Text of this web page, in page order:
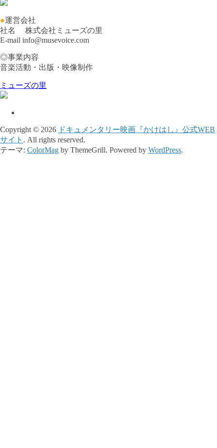
●運営会社
社名 株式会社ミューズの里
E-mail info@musevoice.com
◎事業内容
音楽活動・出版・映像制作
ミューズの里
Copyright © 2026 ドキュメンタリー映画『かけはし』公式WEB
サイト . All rights reserved.
テーマ: ColorMag by ThemeGrill. Powered by WordPress.